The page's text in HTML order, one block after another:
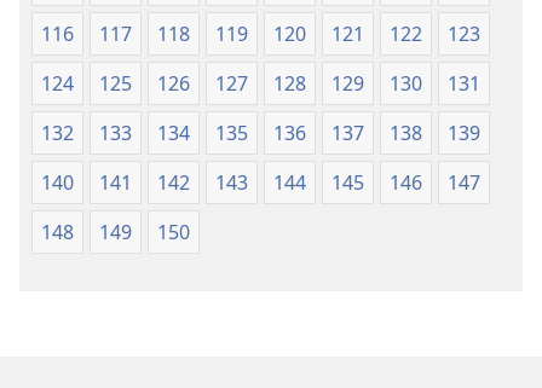
116
117 118 119 120 121 122
123
124
125 126 127 128 129 130
131
132
133 134 135 136 137 138
139
140
141 142 143 144 145 146
147
148
149 150